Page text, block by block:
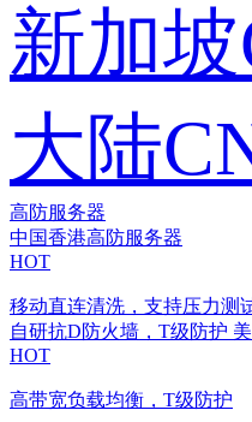
新加
大陆
高防服务器
中国香港高防服务器
HOT
移动直连清洗，支持压力测
自研抗D防火墙，T级防护
HOT
高带宽负载均衡，T级防护